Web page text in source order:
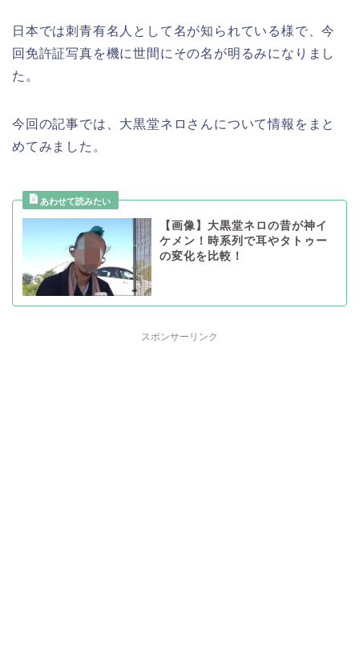
日本では刺青有名人として名が知られている様で、今
回免許証写真を機に世間にその名が明るみになりまし
た。
今回の記事では、大黒堂ネロさんについて情報をまと
めてみました。
【画像】大黒堂ネロの昔が神イ
ケメン！時系列で耳やタトゥー
の変化を比較！
スポンサーリンク